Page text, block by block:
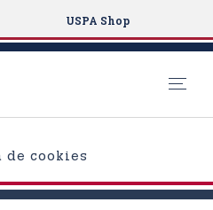
USPA Shop
cookies